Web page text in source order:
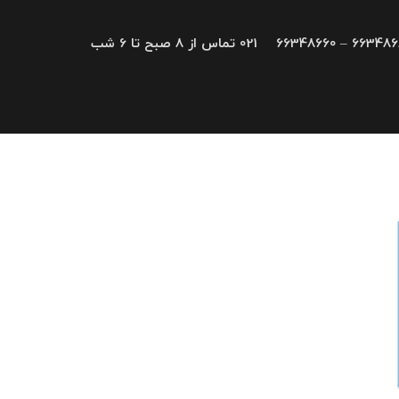
66348680 – 021 تماس از 8 صبح تا 6 شب